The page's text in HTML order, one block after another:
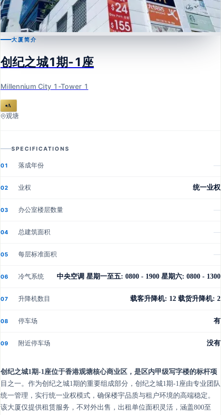
创纪之城1期-1座
Millennium City 1-Tower 1
大厦简介
创纪之城1期-1座
Millennium City 1-Tower 1
A
观塘
SPECIFICATIONS
01 落成年份 —
02 业权 统一业权
03 办公室楼层数量 —
04 总建筑面积 —
05 每层标准面积 —
06 冷气系统 中央空调 星期一至五: 0800 - 1900 星期六: 0800 - 1300
07 升降机数目 载客升降机: 12 载货升降机: 2
08 停车场 有
09 附近停车场 没有
创纪之城1期-1座位于香港观塘核心商业区，是区内甲级写字楼的标杆项
目之一。作为创纪之城1期的重要组成部分，创纪之城1期-1座由专业团队
统一管理，实行统一业权模式，确保楼宇品质与租户环境的高端稳定。
该大厦仅提供租赁服务，不对外出售，出租单位面积灵活，涵盖800至